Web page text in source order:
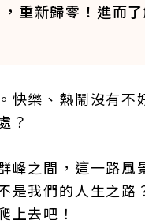
重新歸零！進而
快樂、熱鬧沒有
？
峰之間，這一路
我們的人生之
上去吧！